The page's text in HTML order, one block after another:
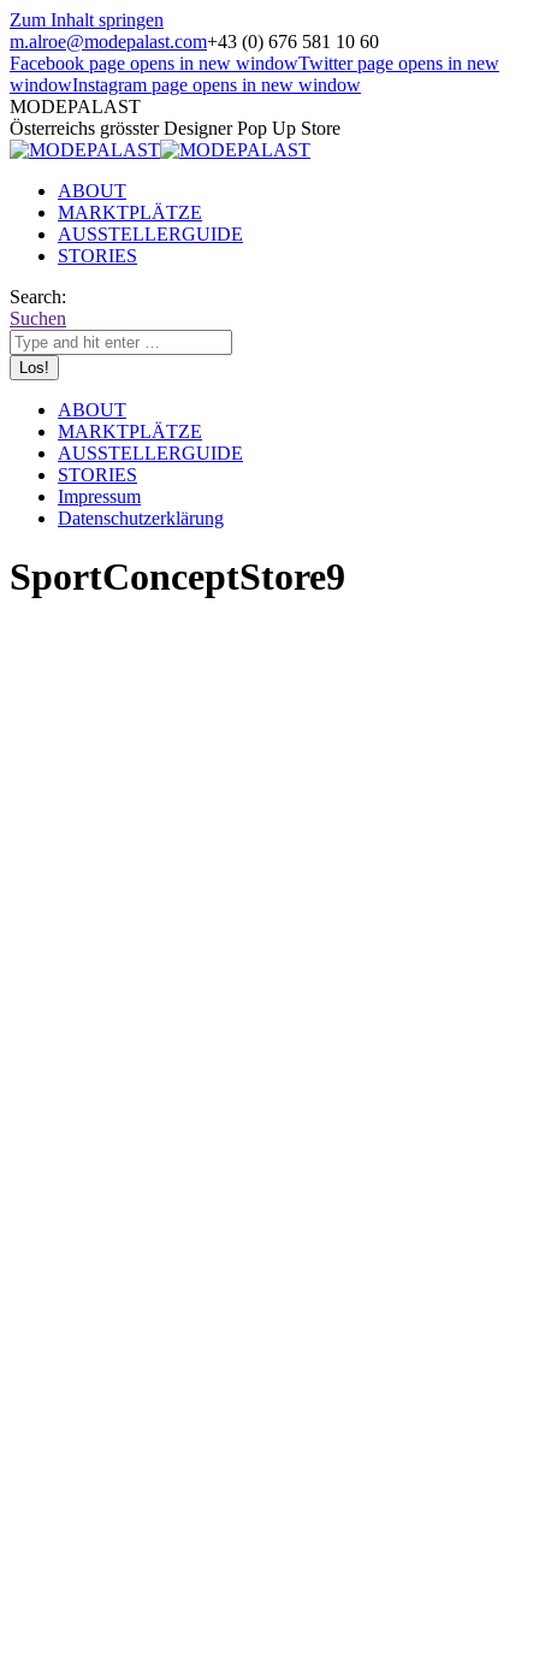
Zum Inhalt springen
m.alroe@modepalast.com+43 (0) 676 581 10 60
Facebook page opens in new windowTwitter page opens in new
windowInstagram page opens in new window
MODEPALAST
Österreichs grösster Designer Pop Up Store
ABOUT
MARKTPLÄTZE
AUSSTELLERGUIDE
STORIES
Search:
Suchen
ABOUT
MARKTPLÄTZE
AUSSTELLERGUIDE
STORIES
Impressum
Datenschutzerklärung
SportConceptStore9